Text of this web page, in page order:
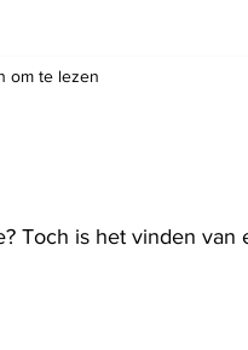
om te lezen
Toch is het vinden